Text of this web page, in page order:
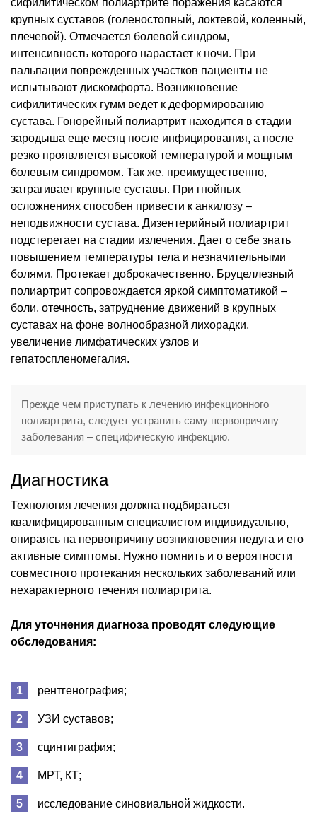
крупных суставов (голеностопный, локтевой, коленный,
плечевой). Отмечается болевой синдром,
интенсивность которого нарастает к ночи. При
пальпации поврежденных участков пациенты не
испытывают дискомфорта. Возникновение
сифилитических гумм ведет к деформированию
сустава. Гонорейный полиартрит находится в стадии
зародыша еще месяц после инфицирования, а после
резко проявляется высокой температурой и мощным
болевым синдромом. Так же, преимущественно,
затрагивает крупные суставы. При гнойных
осложнениях способен привести к анкилозу –
неподвижности сустава. Дизентерийный полиартрит
подстерегает на стадии излечения. Дает о себе знать
повышением температуры тела и незначительными
болями. Протекает доброкачественно. Бруцеллезный
полиартрит сопровождается яркой симптоматикой –
боли, отечность, затруднение движений в крупных
суставах на фоне волнообразной лихорадки,
увеличение лимфатических узлов и
гепатоспленомегалия.
Прежде чем приступать к лечению инфекционного
полиартрита, следует устранить саму первопричину
заболевания – специфическую инфекцию.
Диагностика
Технология лечения должна подбираться
квалифицированным специалистом индивидуально,
опираясь на первопричину возникновения недуга и его
активные симптомы. Нужно помнить и о вероятности
совместного протекания нескольких заболеваний или
нехарактерного течения полиартрита.
Для уточнения диагноза проводят следующие
обследования:
рентгенография;
УЗИ суставов;
сцинтиграфия;
МРТ, КТ;
исследование синовиальной жидкости.